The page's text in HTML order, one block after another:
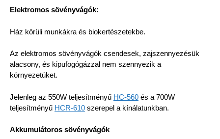
Elektromos sövényvágók:
Ház körüli munkákra és biokertészetekbe.
Az elektromos sövényvágók csendesek, zajszennyezésük
alacsony, és kipufogógázzal nem szennyezik a
környezetüket.
Jelenleg az 550W teljesítményű HC-560 és a 700W
teljesítményű HCR-610 szerepel a kínálatunkban.
Akkumulátoros sövényvágók